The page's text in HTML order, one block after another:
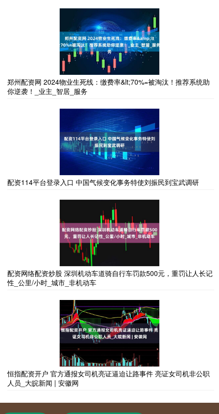
郑州配资网 2024物业生死线：缴费率&lt;70%=被淘汰！推荐系统助
你逆袭！_业主_智居_服务
配资114平台登录入口 中国气候变化事务特使刘振民到宝武调研
配资网络配资炒股 深圳机动车道骑自行车罚款500元，重罚让人长记
性_公里/小时_城市_非机动车
恒指配资开户 官方通报女司机亮证逼迫让路事件 亮证女司机非公职
人员_大皖新闻 | 安徽网